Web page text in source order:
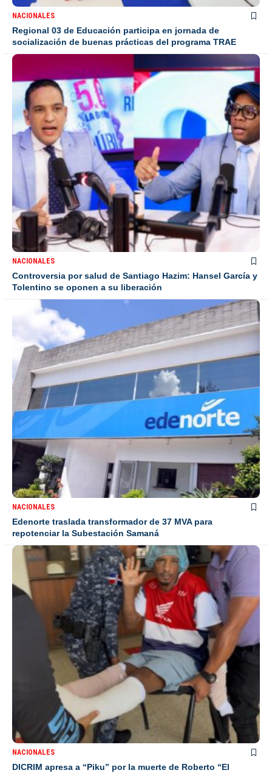
NACIONALES
Regional 03 de Educación participa en jornada de
socialización de buenas prácticas del programa TRAE
NACIONALES
Controversia por salud de Santiago Hazim: Hansel García y
Tolentino se oponen a su liberación
NACIONALES
Edenorte traslada transformador de 37 MVA para
repotenciar la Subestación Samaná
NACIONALES
DICRIM apresa a “Piku” por la muerte de Roberto “El